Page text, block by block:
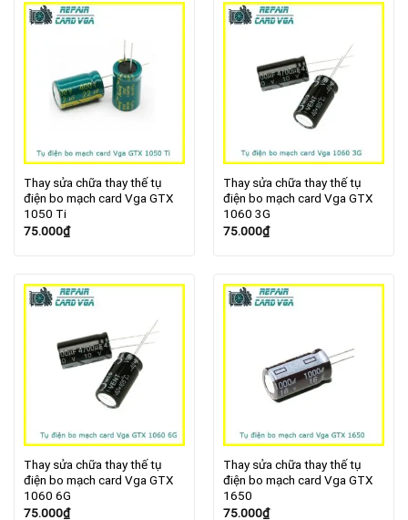
Thay sửa chữa thay thế tụ
điện bo mạch card Vga GTX
1050 Ti
75.000₫
Thay sửa chữa thay thế tụ
điện bo mạch card Vga GTX
1060 3G
75.000₫
Thay sửa chữa thay thế tụ
điện bo mạch card Vga GTX
1060 6G
75.000₫
Thay sửa chữa thay thế tụ
điện bo mạch card Vga GTX
1650
75.000₫